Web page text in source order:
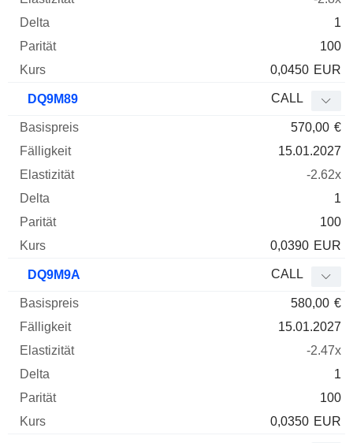
1
100
0,0450 EUR
DQ9M89 CALL
570,00 €
15.01.2027
-2.62x
1
100
0,0390 EUR
DQ9M9A CALL
580,00 €
15.01.2027
-2.47x
1
100
0,0350 EUR